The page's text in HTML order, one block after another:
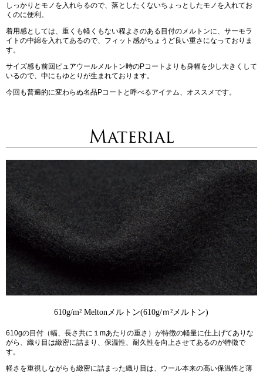
しっかりとモノを入れらるので、落としたくないちょっとしたモノを入れてお
くのに便利。
着用感としては、重くも軽くもない程よさのある目付のメルトンに、サーモラ
イトの中綿を入れてあるので、フィット感がちょうど良い重さになっておりま
す。
サイズ感も前回ピュアウールメルトン時のPコートよりも身幅を少し大きくして
いるので、中にもゆとりが生まれております。
今回も普遍的に変わらぬ名品Pコートと呼べるアイテム、オススメです。
Material
610g/m² Melton メルトン(610g/ｍ²メルトン)
610gの目付（幅、長さ共に１mあたりの重さ）が特徴の軽量に仕上げてありな
がら、織り目は緻密に詰まり、保温性、耐久性を向上させてあるのが特徴で
す。
軽さを重視しながらも緻密に詰まった織り目は、ウール本来の高い保温性と薄